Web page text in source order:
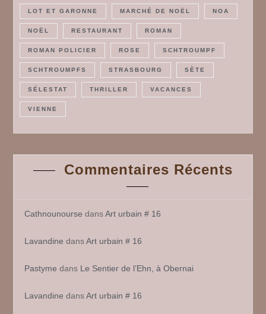
LOT ET GARONNE MARCHÉ DE NOËL NOA
NOËL RESTAURANT ROMAN
ROMAN POLICIER ROSE SCHTROUMPF
SCHTROUMPFS STRASBOURG SÈTE
SÉLESTAT THRILLER VACANCES
VIENNE
Commentaires Récents
Cathnounourse dansArt urbain # 16
Lavandine dansArt urbain # 16
Pastyme dans Le Sentier de l’Ehn, à Obernai
Lavandine dansArt urbain # 16